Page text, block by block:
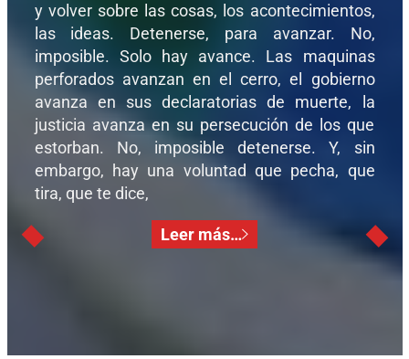
y volver sobre las cosas, los acontecimientos,
las ideas. Detenerse, para avanzar. No,
imposible. Solo hay avance. Las maquinas
perforados avanzan en el cerro, el gobierno
avanza en sus declaratorias de muerte, la
justicia avanza en su persecución de los que
estorban. No, imposible detenerse. Y, sin
embargo, hay una voluntad que pecha, que
tira, que te dice,
Leer más…